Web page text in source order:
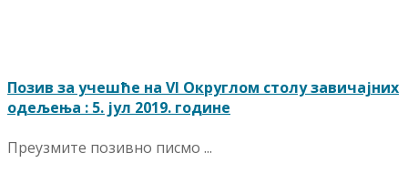
Позив за учешће на VI Oкруглом столу завичајних
одељења : 5. јул 2019. године
Преузмите позивно писмо ...